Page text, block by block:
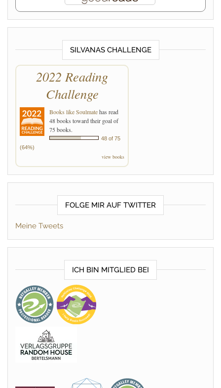
SILVANAS CHALLENGE
2022 Reading
Challenge
Books like Soulmatehas read
48 books toward their goal of
75 books.
48 of 75
(64%)
view books
FOLGE MIR AUF TWITTER
Meine Tweets
ICH BIN MITGLIED BEI